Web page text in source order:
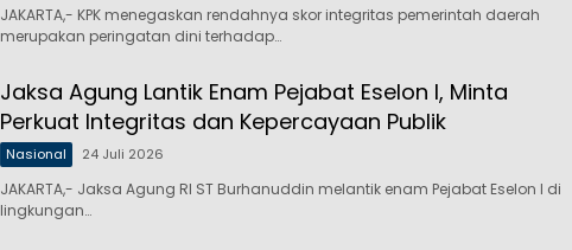
JAKARTA,- KPK menegaskan rendahnya skor integritas pemerintah daerah
merupakan peringatan dini terhadap…
Jaksa Agung Lantik Enam Pejabat Eselon I, Minta
Perkuat Integritas dan Kepercayaan Publik
Nasional 24 Juli 2026
JAKARTA,- Jaksa Agung RI ST Burhanuddin melantik enam Pejabat Eselon I di
lingkungan…